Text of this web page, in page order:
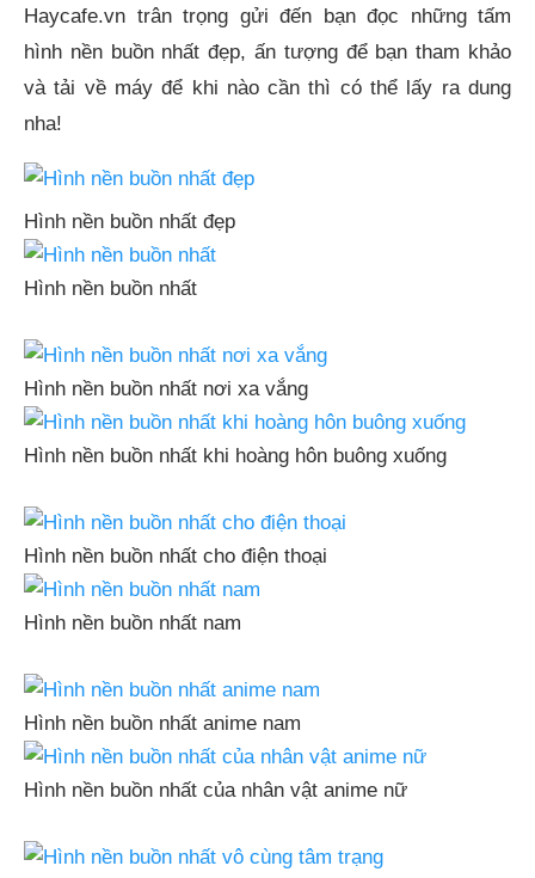
Haycafe.vn trân trọng gửi đến bạn đọc những tấm
hình nền buồn nhất đẹp, ấn tượng để bạn tham khảo
và tải về máy để khi nào cần thì có thể lấy ra dung
nha!
Hình nền buồn nhất đẹp
Hình nền buồn nhất
Hình nền buồn nhất nơi xa vắng
Hình nền buồn nhất khi hoàng hôn buông xuống
Hình nền buồn nhất cho điện thoại
Hình nền buồn nhất nam
Hình nền buồn nhất anime nam
Hình nền buồn nhất của nhân vật anime nữ